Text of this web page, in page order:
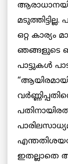
ഒറ്റ കാര്യം
ഞങ്ങളുടെ
പാട്ടുകള്‍
ഇതല്ലാതെ